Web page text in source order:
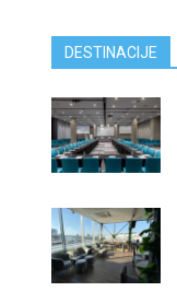
DESTINACIJE